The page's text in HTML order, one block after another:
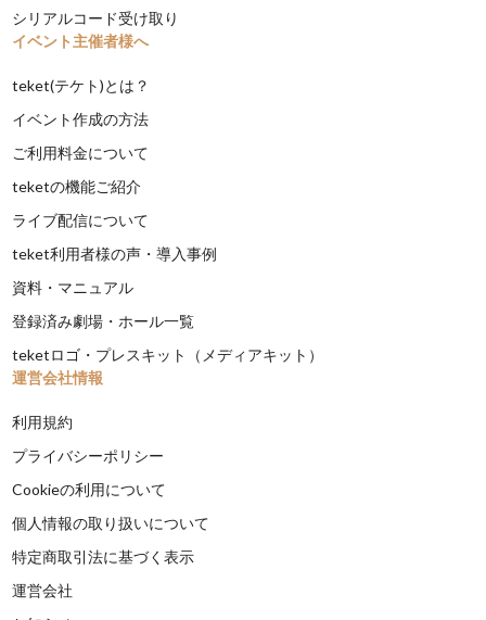
シリアルコード受け取り
イベント主催者様へ
teket(テケト)とは？
イベント作成の方法
ご利用料金について
teketの機能ご紹介
ライブ配信について
teket利用者様の声・導入事例
資料・マニュアル
登録済み劇場・ホール一覧
teketロゴ・プレスキット（メディアキット）
運営会社情報
利用規約
プライバシーポリシー
Cookieの利用について
個人情報の取り扱いについて
特定商取引法に基づく表示
運営会社